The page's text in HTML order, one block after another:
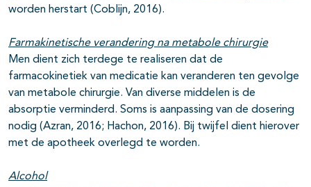
worden herstart (Coblijn, 2016).
Farmakinetische verandering na metabole chirurgie
Men dient zich terdege te realiseren dat de
farmacokinetiek van medicatie kan veranderen ten gevolge
van metabole chirurgie. Van diverse middelen is de
absorptie verminderd. Soms is aanpassing van de dosering
nodig (Azran, 2016; Hachon, 2016). Bij twijfel dient hierover
met de apotheek overlegd te worden.
Alcohol